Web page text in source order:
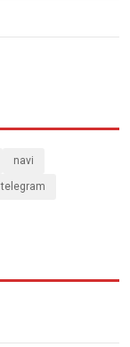
navi
telegram